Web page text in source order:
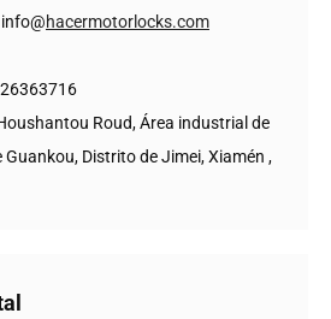
info@hacermotorlocks.com
Roud, Área industrial de
Guankou, Distrito de Jimei, Xiamén ,